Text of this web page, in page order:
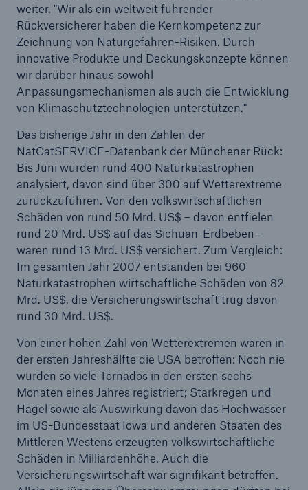
weiter. "Wir als ein weltweit führender
Rückversicherer haben die Kernkompetenz zur
Zeichnung von Naturgefahren-Risiken. Durch
innovative Produkte und Deckungskonzepte können
wir darüber hinaus sowohl
Anpassungsmechanismen als auch die Entwicklung
von Klimaschutztechnologien unterstützen."
Das bisherige Jahr in den Zahlen der
NatCatSERVICE-Datenbank der Münchener Rück:
Bis Juni wurden rund 400 Naturkatastrophen
analysiert, davon sind über 300 auf Wetterextreme
zurückzuführen. Von den volkswirtschaftlichen
Schäden von rund 50 Mrd. US$ – davon entfielen
rund 20 Mrd. US$ auf das Sichuan-Erdbeben –
waren rund 13 Mrd. US$ versichert. Zum Vergleich:
Im gesamten Jahr 2007 entstanden bei 960
Naturkatastrophen wirtschaftliche Schäden von 82
Mrd. US$, die Versicherungswirtschaft trug davon
rund 30 Mrd. US$.
Von einer hohen Zahl von Wetterextremen waren in
der ersten Jahreshälfte die USA betroffen: Noch nie
wurden so viele Tornados in den ersten sechs
Monaten eines Jahres registriert; Starkregen und
Hagel sowie als Auswirkung davon das Hochwasser
im US-Bundesstaat Iowa und anderen Staaten des
Mittleren Westens erzeugten volkswirtschaftliche
Schäden in Milliardenhöhe. Auch die
Versicherungswirtschaft war signifikant betroffen.
Lösungen
Sachdeckung durch einen leistungsfähigen
Rückversicherungspartner
Fakten
CLARA reduziert die Wartezeit bis zur